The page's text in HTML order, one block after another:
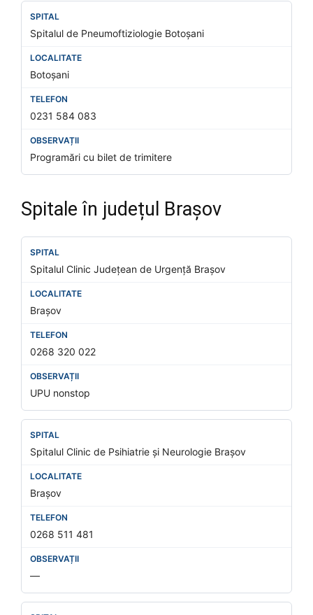
Spitalul de Pneumoftiziologie Botoșani
Botoșani
0231 584 083
Programări cu bilet de trimitere
Spitale în județul Brașov
Spitalul Clinic Județean de Urgență Brașov
Brașov
0268 320 022
UPU nonstop
Spitalul Clinic de Psihiatrie și Neurologie Brașov
Brașov
0268 511 481
—